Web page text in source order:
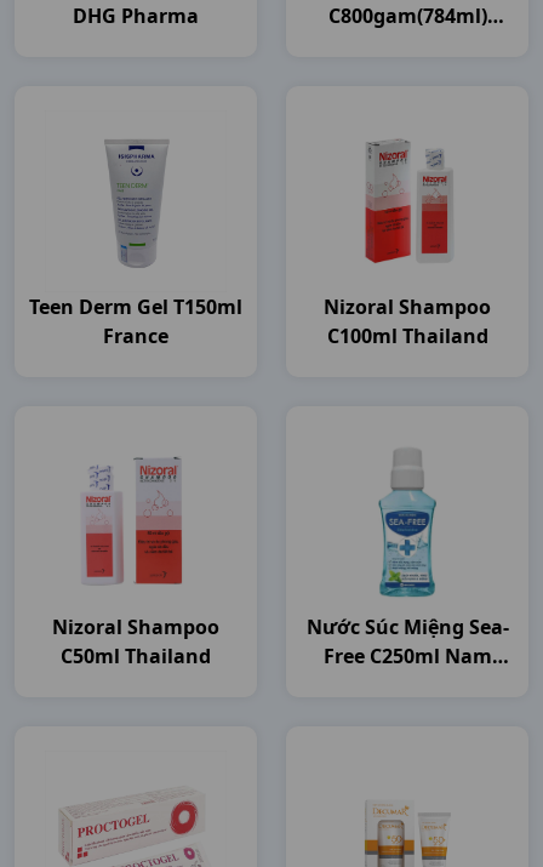
DHG Pharma
C800gam(784ml)
Teen Derm Gel T150ml
France
Nizoral Shampoo
C100ml Thailand
Nizoral Shampoo
C50ml Thailand
Nước Súc Miệng Sea-
Free C250ml Nam